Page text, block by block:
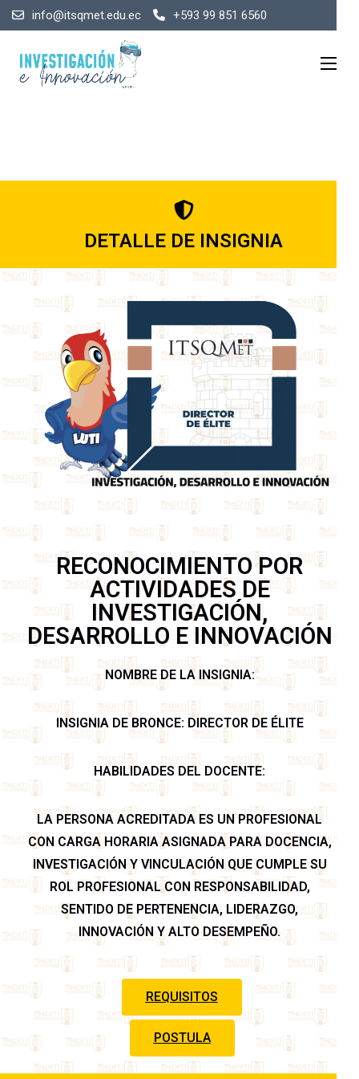
info@itsqmet.edu.ec +593 99 851 6560
DETALLE DE INSIGNIA
RECONOCIMIENTO POR
ACTIVIDADES DE
INVESTIGACIÓN,
DESARROLLO E INNOVACIÓN
NOMBRE DE LA INSIGNIA:
INSIGNIA DE BRONCE: DIRECTOR DE ÉLITE
HABILIDADES DEL DOCENTE:
LA PERSONA ACREDITADA ES UN PROFESIONAL
CON CARGA HORARIA ASIGNADA PARA DOCENCIA,
INVESTIGACIÓN Y VINCULACIÓN QUE CUMPLE SU
ROL PROFESIONAL CON RESPONSABILIDAD,
SENTIDO DE PERTENENCIA, LIDERAZGO,
INNOVACIÓN Y ALTO DESEMPEÑO.
REQUISITOS
POSTULA